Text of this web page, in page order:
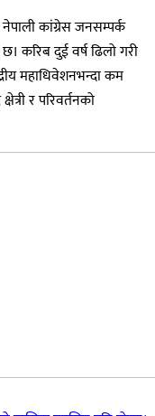
कांग्रेस जनसम्पर्क
करिब दुई वर्ष ढिलो गरी
महाधिवेशनभन्दा कम
र परिवर्तनको